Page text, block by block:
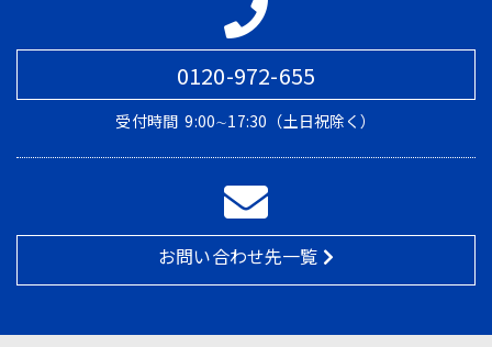
0120-972-655
受付時間 9:00∼17:30（土日祝除く）
お問い合わせ先一覧